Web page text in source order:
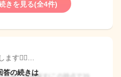
きを見る(全4件)
す😮‍💨…
答の続きは